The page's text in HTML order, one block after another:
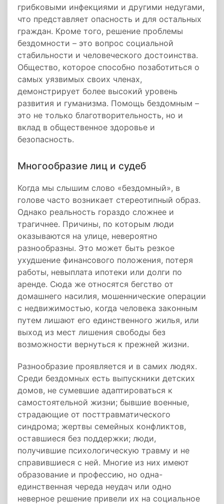
грибковыми инфекциями и другими недугами,
что представляет опасность и для остальных
граждан. Кроме того, решение проблемы
бездомности – это вопрос социальной
стабильности и человеческого достоинства.
Общество, которое способно позаботиться о
самых уязвимых своих членах,
демонстрирует более высокий уровень
развития и гуманизма. Помощь бездомным –
это не только благотворительность, но и
вклад в общественное здоровье и
безопасность.
Многообразие лиц и судеб
Когда мы слышим слово «бездомный», в
голове часто возникает стереотипный образ.
Однако реальность гораздо сложнее и
трагичнее. Причины, по которым люди
оказываются на улице, невероятно
разнообразны. Это может быть резкое
ухудшение финансового положения, потеря
работы, невыплата ипотеки или долги по
аренде. Сюда же относятся бегство от
домашнего насилия, мошеннические операции
с недвижимостью, когда человека законным
путем лишают его единственного жилья, или
выход из мест лишения свободы без
возможности вернуться к прежней жизни.
Разнообразие проявляется и в самих людях.
Среди бездомных есть выпускники детских
домов, не сумевшие адаптироваться к
самостоятельной жизни; бывшие военные,
страдающие от посттравматического
синдрома; жертвы семейных конфликтов,
оставшиеся без поддержки; люди,
получившие психологическую травму и не
справившиеся с ней. Многие из них имеют
образование и профессию, но одна-
единственная череда неудач или одно
неверное решение привели их на социальное